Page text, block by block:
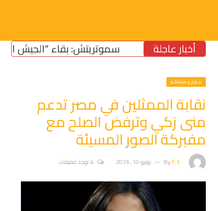
أخبار عاجلة سموتريتش: بقاء “الجيش
نجوم ومشاهير
نقابة الممثلين في مصر تدعم
منى زكي وترفض الصلح مع
مفبركة الصور المسيئة
ByF.S يونيو 10, 2026 لا توجد تعليقات